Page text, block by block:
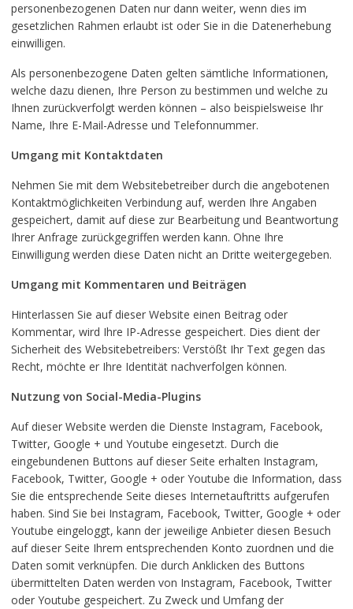
personenbezogenen Daten nur dann weiter, wenn dies im
gesetzlichen Rahmen erlaubt ist oder Sie in die Datenerhebung
einwilligen.
Als personenbezogene Daten gelten sämtliche Informationen,
welche dazu dienen, Ihre Person zu bestimmen und welche zu
Ihnen zurückverfolgt werden können – also beispielsweise Ihr
Name, Ihre E-Mail-Adresse und Telefonnummer.
Umgang mit Kontaktdaten
Nehmen Sie mit dem Websitebetreiber durch die angebotenen
Kontaktmöglichkeiten Verbindung auf, werden Ihre Angaben
gespeichert, damit auf diese zur Bearbeitung und Beantwortung
Ihrer Anfrage zurückgegriffen werden kann. Ohne Ihre
Einwilligung werden diese Daten nicht an Dritte weitergegeben.
Umgang mit Kommentaren und Beiträgen
Hinterlassen Sie auf dieser Website einen Beitrag oder
Kommentar, wird Ihre IP-Adresse gespeichert. Dies dient der
Sicherheit des Websitebetreibers: Verstößt Ihr Text gegen das
Recht, möchte er Ihre Identität nachverfolgen können.
Nutzung von Social-Media-Plugins
Auf dieser Website werden die Dienste Instagram, Facebook,
Twitter, Google + und Youtube eingesetzt. Durch die
eingebundenen Buttons auf dieser Seite erhalten Instagram,
Facebook, Twitter, Google + oder Youtube die Information, dass
Sie die entsprechende Seite dieses Internetauftritts aufgerufen
haben. Sind Sie bei Instagram, Facebook, Twitter, Google + oder
Youtube eingeloggt, kann der jeweilige Anbieter diesen Besuch
auf dieser Seite Ihrem entsprechenden Konto zuordnen und die
Daten somit verknüpfen. Die durch Anklicken des Buttons
übermittelten Daten werden von Instagram, Facebook, Twitter
oder Youtube gespeichert. Zu Zweck und Umfang der